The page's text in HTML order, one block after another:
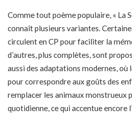
Comme tout poème populaire, « La
connaît plusieurs variantes.
circulent en CP pour faciliter la
d’autres, plus complètes, sont
aussi des adaptations modernes,
pour correspondre aux goûts des
remplacer les animaux monstrueux
quotidienne, ce qui accentue encore